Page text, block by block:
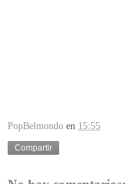
PopBelmondo en 15:55
Compartir